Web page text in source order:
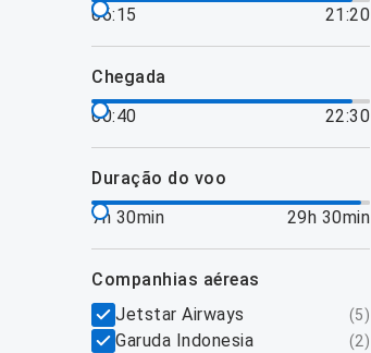
06:15
21:20
chegada
00:40
22:30
duração do voo
7h 30min
29h 30min
companhias aéreas
Jetstar Airways
(5)
Garuda Indonesia (2)